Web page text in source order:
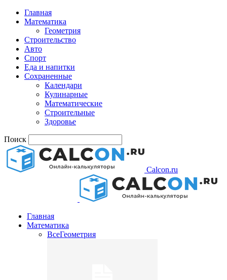
Главная
Математика
Геометрия
Строительство
Авто
Спорт
Еда и напитки
Сохраненные
Календари
Кулинарные
Математические
Строительные
Здоровье
Поиск
Calcon.ru
Главная
Математика
ВсеГеометрия